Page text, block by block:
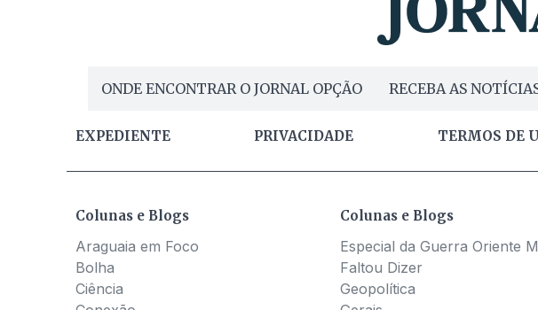
ONDE ENCONTRAR O JORNAL OPÇÃO RECEBA AS
EXPEDIENTE PRIVACIDADE TERMOS DE
Colunas e Blogs
Araguaia em Foco
Bolha
Ciência
Colunas e Blogs
Especial da Guerra Oriente
Faltou Dizer
Geopolítica